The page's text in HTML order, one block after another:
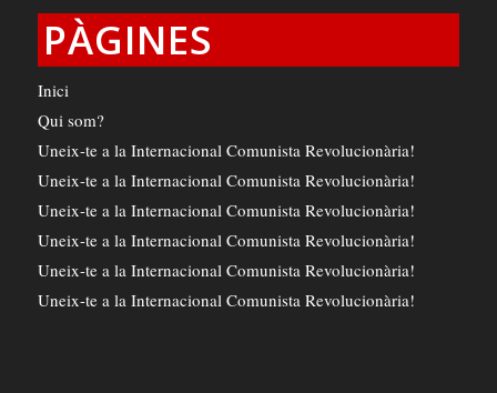
PÀGINES
Inici
Qui som?
Uneix-te a la Internacional Comunista Revolucionària!
Uneix-te a la Internacional Comunista Revolucionària!
Uneix-te a la Internacional Comunista Revolucionària!
Uneix-te a la Internacional Comunista Revolucionària!
Uneix-te a la Internacional Comunista Revolucionària!
Uneix-te a la Internacional Comunista Revolucionària!